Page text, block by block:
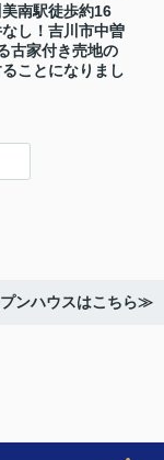
美南駅徒歩約16
し！吉川市中曽
古家付き売地の
ことになりまし
ンハウスはこちら≫